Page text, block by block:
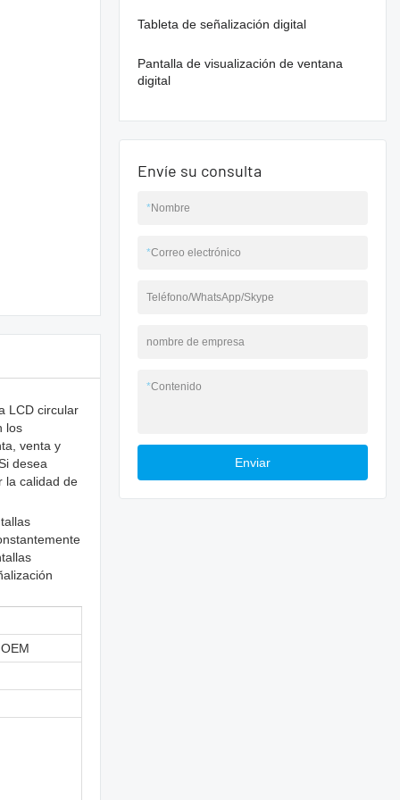
LCD circular
los
venta y
desea
la calidad de
Tableta de señalización digital
Pantalla de visualización de ventana
digital
Envíe su consulta
*Nombre
*Correo electrónico
Teléfono/WhatsApp/Skype
nombre de empresa
*Contenido
Enviar